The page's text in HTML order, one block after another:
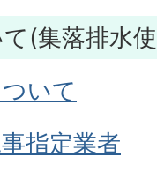
(集落排水
いて
指定業者